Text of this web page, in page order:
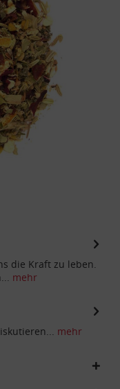
die Kraft zu leben.
mehr
mehr